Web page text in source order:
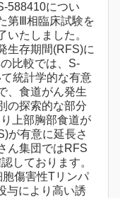
588410につい
第Ⅲ相臨床試験を
たしました。
生存期間(RFS)に
比較では、S-
統計学的な有意
、食道がん発生
の探索的な部分
上部胸部食道が
が有意に延長さ
ん集団ではRFS
しております。
傷害性Tリンパ
与により高い誘